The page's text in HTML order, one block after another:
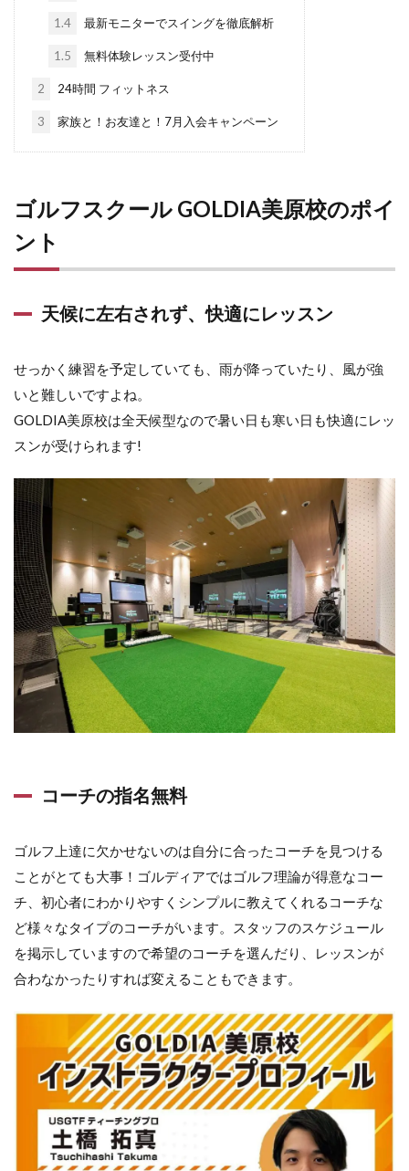
1.4 最新モニターでスイングを徹底解析
1.5 無料体験レッスン受付中
2 24時間 フィットネス
3 家族と！お友達と！7月入会キャンペーン
ゴルフスクール GOLDIA美原校のポイ
ント
天候に左右されず、快適にレッスン
せっかく練習を予定していても、雨が降っていたり、風が強
いと難しいですよね。
GOLDIA美原校は全天候型なので暑い日も寒い日も快適にレッ
スンが受けられます!
コーチの指名無料
ゴルフ上達に欠かせないのは自分に合ったコーチを見つける
ことがとても大事！ゴルディアではゴルフ理論が得意なコー
チ、初心者にわかりやすくシンプルに教えてくれるコーチな
ど様々なタイプのコーチがいます。スタッフのスケジュール
を掲示していますので希望のコーチを選んだり、レッスンが
合わなかったりすれば変えることもできます。